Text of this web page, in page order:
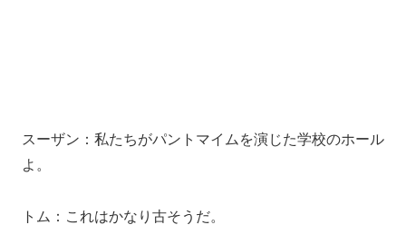
スーザン：私たちがパントマイムを演じた学校のホール
よ。
トム：これはかなり古そうだ。